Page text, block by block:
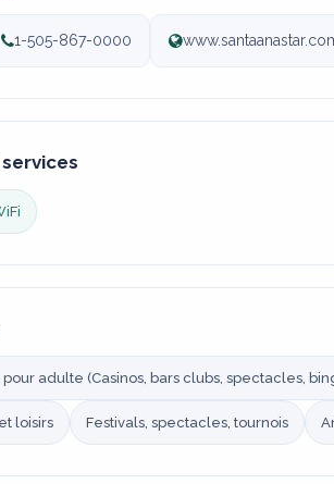
1-505-867-0000
adulte (Casinos, bars clubs, spectacles,
loisirs Festivals, spectacles, tournois